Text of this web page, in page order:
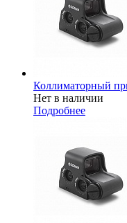
Коллиматорный
Нет в наличии
Подробнее